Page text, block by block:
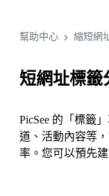
幫助中心 縮短網
短網址標籤
PicSee 的「標籤
道、活動內容等
率。您可以預先